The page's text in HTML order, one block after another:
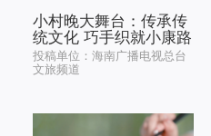
小村晚大舞台：传承传
统文化 巧手织就小康路
投稿单位：海南广播电视总台
文旅频道